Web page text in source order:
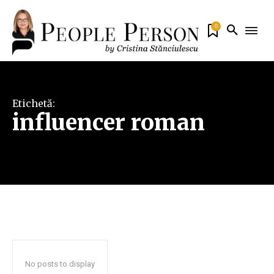
0
Etichetă:
influencer roman
No posts to display